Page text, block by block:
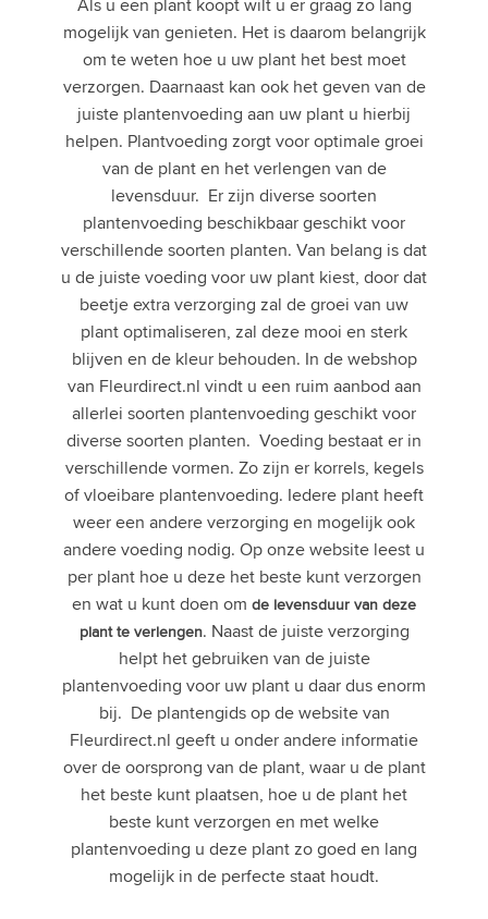
mogelijk van genieten. Het is daarom belangrijk
om te weten hoe u uw plant het best moet
verzorgen. Daarnaast kan ook het geven van de
juiste plantenvoeding aan uw plant u hierbij
helpen. Plantvoeding zorgt voor optimale groei
van de plant en het verlengen van de
levensduur. Er zijn diverse soorten
plantenvoeding beschikbaar geschikt voor
verschillende soorten planten. Van belang is dat
u de juiste voeding voor uw plant kiest, door dat
beetje extra verzorging zal de groei van uw
plant optimaliseren, zal deze mooi en sterk
blijven en de kleur behouden. In de webshop
van Fleurdirect.nl vindt u een ruim aanbod aan
allerlei soorten plantenvoeding geschikt voor
diverse soorten planten. Voeding bestaat er in
verschillende vormen. Zo zijn er korrels, kegels
of vloeibare plantenvoeding. Iedere plant heeft
weer een andere verzorging en mogelijk ook
andere voeding nodig. Op onze website leest u
per plant hoe u deze het beste kunt verzorgen
en wat u kunt doen om de levensduur van deze
plant te verlengen. Naast de juiste verzorging
helpt het gebruiken van de juiste
plantenvoeding voor uw plant u daar dus enorm
bij. De plantengids op de website van
Fleurdirect.nl geeft u onder andere informatie
over de oorsprong van de plant, waar u de plant
het beste kunt plaatsen, hoe u de plant het
beste kunt verzorgen en met welke
plantenvoeding u deze plant zo goed en lang
mogelijk in de perfecte staat houdt.